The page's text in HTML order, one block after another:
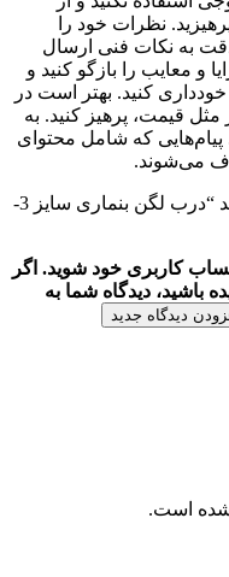
نظرات خود را
به نکات فنی ارسال
معایب را بازگو کنید و
کنید. بهتر است در
قیمت، پرهیز کنید. به
پیام‌هایی که شامل محتوای
می‌شوند.
اولین کسی باشید که دیدگاهی می نویسد “درب لگن بنماری سایز 3-
کاربری خود شوید. اگر
باشید، دیدگاه شما به
دیدگاه جدید
است.